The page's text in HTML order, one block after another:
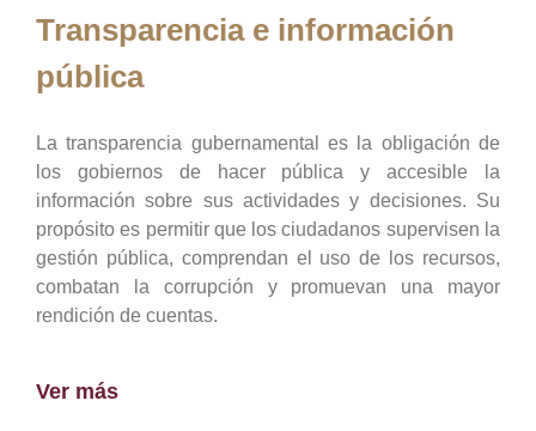
Transparencia e información
pública
La transparencia gubernamental es la obligación de
los gobiernos de hacer pública y accesible la
información sobre sus actividades y decisiones. Su
propósito es permitir que los ciudadanos supervisen la
gestión pública, comprendan el uso de los recursos,
combatan la corrupción y promuevan una mayor
rendición de cuentas.
Ver más